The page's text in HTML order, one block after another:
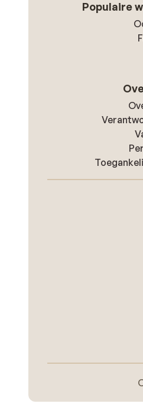
Populaire